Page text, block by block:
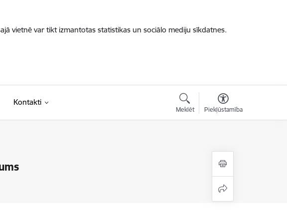
vietnē var tikt izmantotas statistikas un sociālo mediju sīkdatnes.
Kontakti
Meklēt Piekļūstamība